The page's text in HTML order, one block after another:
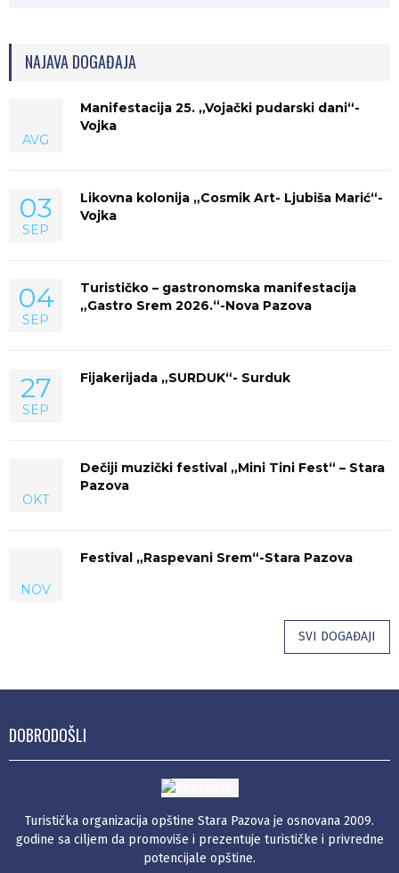
NAJAVA DOGAĐAJA
AVG
Manifestacija 25. „Vojački pudarski dani“-
Vojka
03
SEP
Likovna kolonija „Cosmik Art- Ljubiša Marić“-
Vojka
04
SEP
Turističko – gastronomska manifestacija
„Gastro Srem 2026.“-Nova Pazova
27
SEP
Fijakerijada „SURDUK“- Surduk
OKT
Dečiji muzički festival „Mini Tini Fest“ – Stara
Pazova
NOV
Festival „Raspevani Srem“-Stara Pazova
SVI DOGAĐAJI
DOBRODOŠLI
Turistička organizacija opštine Stara Pazova je osnovana 2009.
godine sa ciljem da promoviše i prezentuje turističke i privredne
potencijale opštine.